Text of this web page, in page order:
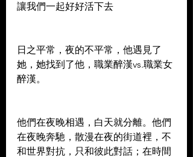
讓我們一起好好活下去
日之平常，夜的不平常，他遇見了
她，她找到了他，職業醉漢vs.職業女
醉漢。
他們在夜晚相遇，白天就分離。他們
在夜晚奔馳，散漫在夜的街道裡，不
和世界對抗，只和彼此對話；在時間